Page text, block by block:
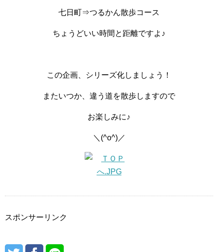
七日町⇒つるかん散歩コース
ちょうどいい時間と距離ですよ♪
この企画、シリーズ化しましょう！
またいつか、違う道を散歩しますので
お楽しみに♪
＼(^o^)／
スポンサーリンク